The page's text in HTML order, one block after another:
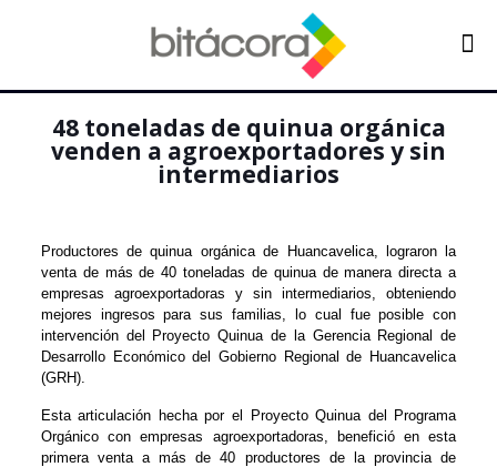
48 toneladas de quinua orgánica
venden a agroexportadores y sin
intermediarios
Productores de quinua orgánica de Huancavelica, lograron la
venta de más de 40 toneladas de quinua de manera directa a
empresas agroexportadoras y sin intermediarios, obteniendo
mejores ingresos para sus familias, lo cual fue posible con
intervención del Proyecto Quinua de la Gerencia Regional de
Desarrollo Económico del Gobierno Regional de Huancavelica
(GRH).
Esta articulación hecha por el Proyecto Quinua del Programa
Orgánico con empresas agroexportadoras, benefició en esta
primera venta a más de 40 productores de la provincia de